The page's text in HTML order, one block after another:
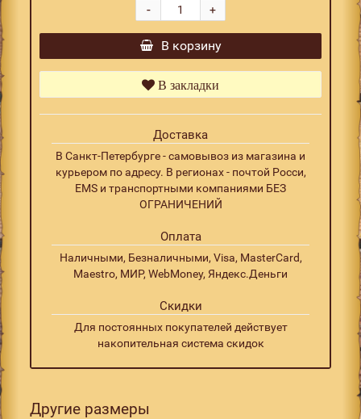
+
-
В корзину
В закладки
Доставка
В Санкт-Петербурге - самовывоз из магазина и
курьером по адресу. В регионах - почтой Росси,
EMS и транспортными компаниями БЕЗ
ОГРАНИЧЕНИЙ
Оплата
Наличными, Безналичными, Visa, MasterCard,
Maestro, МИР, WebMoney, Яндекс.Деньги
Скидки
Для постоянных покупателей действует
накопительная система скидок
Другие размеры